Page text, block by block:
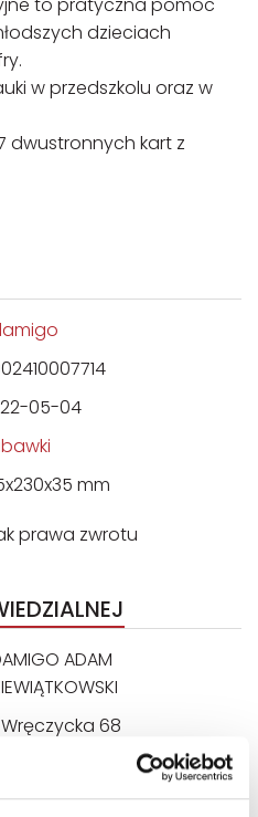
dzieciach
w przedszkolu oraz w
dwustronnych kart z
05-04
mm
prawa zwrotu
ADAM
68